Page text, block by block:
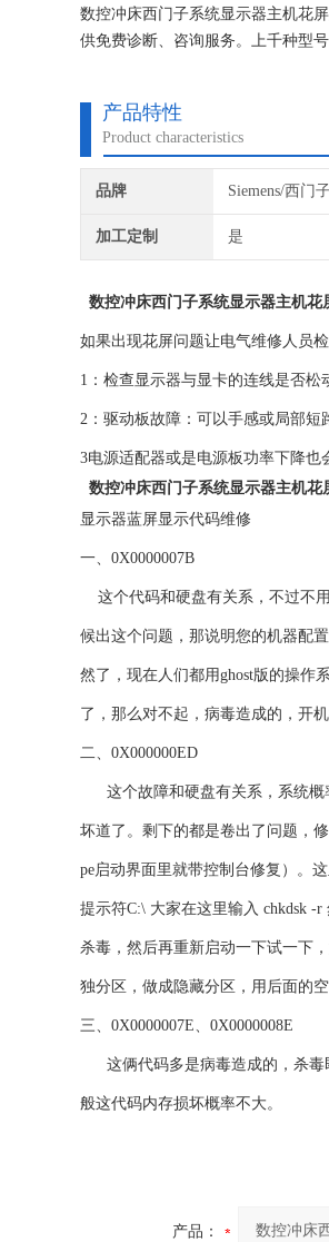
数控冲床西门子系统显示器主机花
供免费诊断、咨询服务。上千种型
产品特性
Product characteristics
品牌 Siemens/西门
加工定制 是
数控冲床西门子系统显示器主机花
如果出现花屏问题让电气维修人员
1：检查显示器与显卡的连线是否松
2：驱动板故障：可以手感或局部短
3电源适配器或是电源板功率下降
数控冲床西门子系统显示器主机花
显示器蓝屏显示代码维修
一、0X0000007B
这个代码和硬盘有关系，不过不
候出这个问题，那说明您的机器配
然了，现在人们都用ghost版的操作
了，那么对不起，病毒造成的，开
二、0X000000ED
这个故障和硬盘有关系，系统概
坏道了。剩下的都是卷出了问题，
pe启动界面里就带控制台修复）。
提示符C:\ 大家在这里输入 chkdsk
杀毒，然后再重新启动一下试一下
独分区，做成隐藏分区，用后面的空
三、0X0000007E、0X0000008E
这俩代码多是病毒造成的，杀毒
般这代码内存损坏概率不大。
产品：